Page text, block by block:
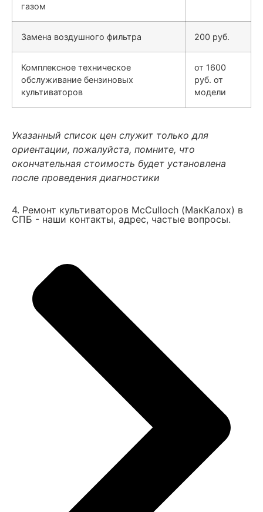
газом
Замена воздушного фильтра 200 руб.
Комплексное техническое
обслуживание бензиновых
культиваторов
от 1600
руб. от
модели
Указанный список цен служит только для
ориентации, пожалуйста, помните, что
окончательная стоимость будет установлена
после проведения диагностики
4. Ремонт культиваторов MсCulloch (МакКалох) в
СПБ - наши контакты, адрес, частые вопросы.